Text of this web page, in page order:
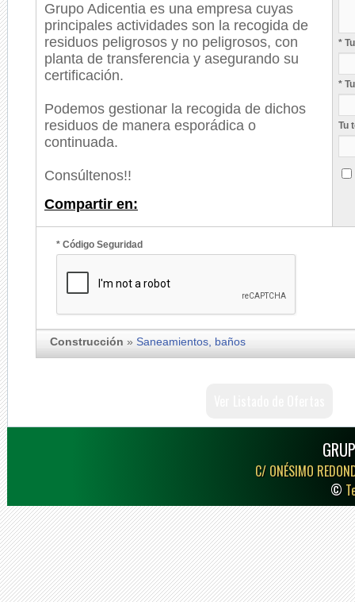
Grupo Adicentia es una empresa cuyas
principales actividades son la recogida de
residuos peligrosos y no peligrosos, con
planta de transferencia y asegurando su
certificación.
Podemos gestionar la recogida de dichos
residuos de manera esporádica o
continuada.
Consúltenos!!
Compartir en:
*
*
Tu
* Código Seguridad
Construcción » Saneamientos, baños
C/ ONÉSIMO
©